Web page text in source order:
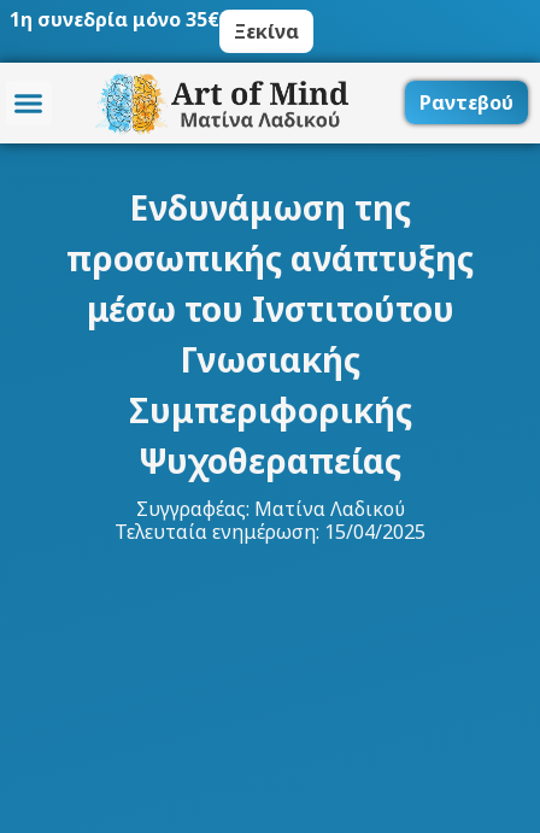
Μετάβαση
περιεχόμενο
1η συνεδρία μόνο 35€ Ξεκίνα
Ραντεβού
Ενδυνάμωση της
προσωπικής ανάπτυξης
μέσω του Ινστιτούτου
Γνωσιακής
Συμπεριφορικής
Ψυχοθεραπείας
Συγγραφέας: Ματίνα Λαδικού
Τελευταία ενημέρωση: 15/04/2025